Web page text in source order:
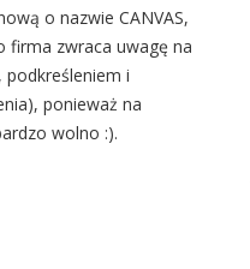
o nazwie CANVAS,
firma zwraca uwagę na
i
ponieważ na
wolno :).